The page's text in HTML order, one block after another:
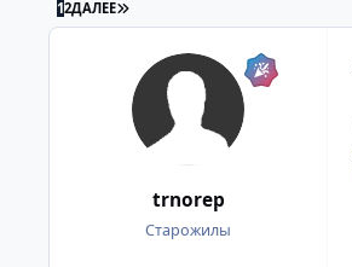
12ДАЛЕЕ ПОСЛЕДНЯЯ СТРАНИЦА
trnorep
Старожилы